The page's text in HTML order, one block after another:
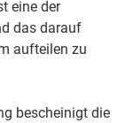
eine der
das darauf
aufteilen zu
bescheinigt die